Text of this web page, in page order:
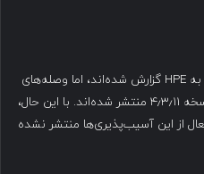
این نقص‌ها در اکتبر ۲۰۲۴ توسط ZDI به HPE گزارش شده‌اند، اما وصله‌های
امنیتی پس از گذشت هفت ماه، در نسخه ۴٫۳٫۱۱ منتشر شده‌اند. با این حال،
از این آسیب‌پذیری‌ها منتشر نشده